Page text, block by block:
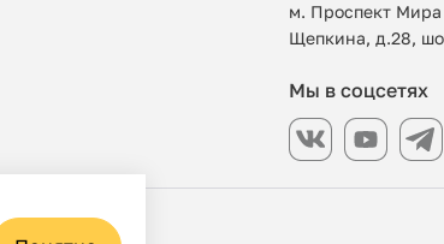
м. Проспект Мира
Щепкина, д.28,
Мы в соцсетях